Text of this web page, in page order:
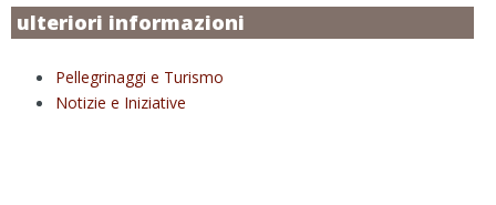
ulteriori informazioni
Pellegrinaggi e Turismo
Notizie e Iniziative